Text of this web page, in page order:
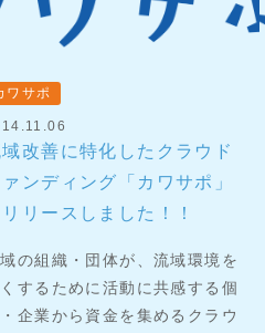
ワサポ
改善に特化したクラウド
ンディング「カワサポ」
リリースしました！！
の組織・団体が、流域環境を
するために活動に共感する個
・企業から資金を集めるクラウ